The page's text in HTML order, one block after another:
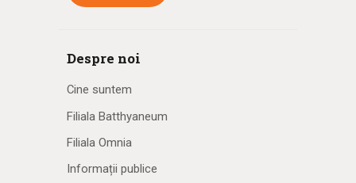
Despre noi
Cine suntem
Filiala Batthyaneum
Filiala Omnia
Informații publice